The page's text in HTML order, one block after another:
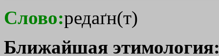
Слово:редаґн(т)
Ближайшая